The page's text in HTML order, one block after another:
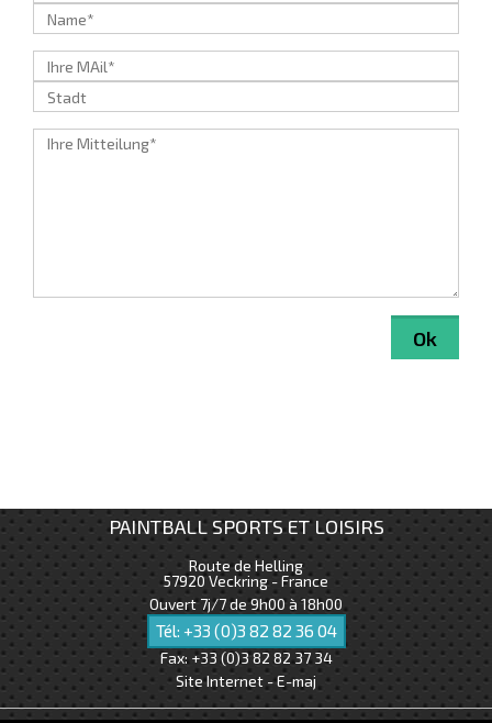
PAINTBALL SPORTS ET LOISIRS
Route de Helling
57920Veckring - France
Ouvert 7j/7 de 9h00 à 18h00
Tél: +33 (0)3 82 82 36 04
Fax: +33 (0)3 82 82 37 34
Site Internet - E-maj